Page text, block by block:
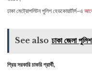
ঢাকা মেট্রোপলিটন পুলিশ হেডকোয়ার্টার্স-এ
See also ঢাকা জেলা
প্রিয় সরকারি চাকরি প্রার্থী,